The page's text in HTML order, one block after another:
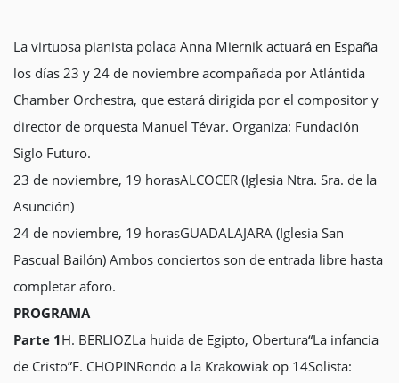
La virtuosa pianista polaca Anna Miernik actuará en España
los días 23 y 24 de noviembre acompañada por Atlántida
Chamber Orchestra, que estará dirigida por el compositor y
director de orquesta Manuel Tévar. Organiza: Fundación
Siglo Futuro.
23 de noviembre, 19 horasALCOCER (Iglesia Ntra. Sra. de la
Asunción)
24 de noviembre, 19 horasGUADALAJARA (Iglesia San
Pascual Bailón) Ambos conciertos son de entrada libre hasta
completar aforo.
PROGRAMA
Parte 1H. BERLIOZLa huida de Egipto, Obertura“La infancia
de Cristo”F. CHOPINRondo a la Krakowiak op 14Solista: